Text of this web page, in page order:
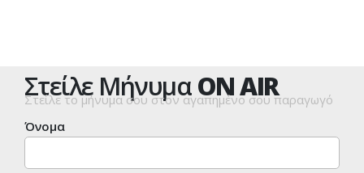
Στείλε ΜήνυμαON AIR
Στείλε το μήνυμα σου στον αγαπημένο σου παραγωγό
Όνομα